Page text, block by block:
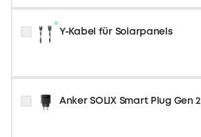
Y-Kabel für Solarpanels
Anker SOLIX Smart Plug Gen 2